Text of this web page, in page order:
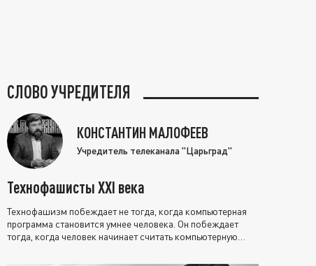
СЛОВО УЧРЕДИТЕЛЯ
КОНСТАНТИН МАЛОФЕЕВ
Учредитель телеканала "Царьград"
Технофашисты XXI века
Технофашизм побеждает не тогда, когда компьютерная
программа становится умнее человека. Он побеждает
тогда, когда человек начинает считать компьютерную